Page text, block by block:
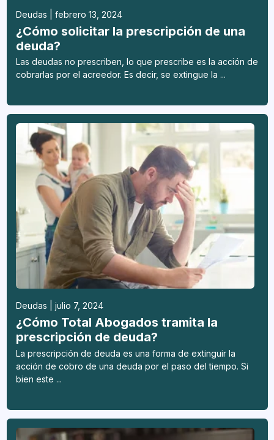
Deudas | febrero 13, 2024
¿Cómo solicitar la prescripción de una
deuda?
Las deudas no prescriben, lo que prescribe es la acción de
cobrarlas por el acreedor. Es decir, se extingue la ...
Deudas | julio 7, 2024
¿Cómo Total Abogados tramita la
prescripción de deuda?
La prescripción de deuda es una forma de extinguir la
acción de cobro de una deuda por el paso del tiempo. Si
bien este ...